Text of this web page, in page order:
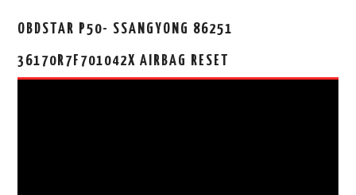
OBDSTAR P50- SSANGYONG 86251
36170R7F701042X AIRBAG RESET